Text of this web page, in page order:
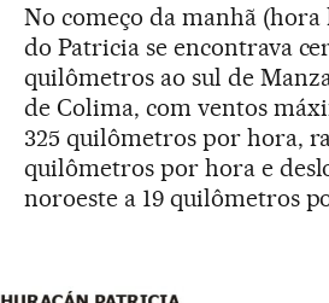
No começo da manhã (hora
do Patricia se encontrava
quilômetros ao sul de
de Colima, com ventos
325 quilômetros por hora,
quilômetros por hora e
noroeste a 19 quilômetros